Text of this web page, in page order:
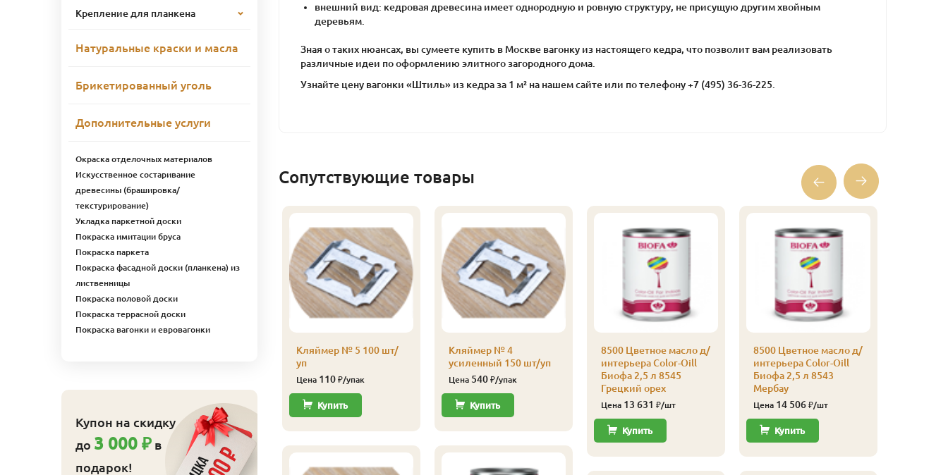
внешний вид: кедровая древесина имеет однородную и ровную структуру, не присущую другим хвойным
деревьям.
Зная о таких нюансах, вы сумеете купить в Москве вагонку из настоящего кедра, что позволит вам реализовать
различные идеи по оформлению элитного загородного дома.
Узнайте цену вагонки «Штиль» из кедра за 1 м² на нашем сайте или по телефону +7 (495) 36-36-225.
Сопутствующие товары
сорт
32х32х2500 мм
20х65х2500 мм
₽/шт
Купить
Кляймер № 5 100 шт/
уп
Цена 110₽/упак
Купить
Кляймер № 4
усиленный 150 шт/уп
Цена 540₽/упак
Купить
8500 Цветное масло д/
интерьера Color-Oill
Биофа 2,5 л 8545
Грецкий орех
Цена 13 631 ₽/шт
Купить
8500 Цветное масло д/
интерьера Color-Oill
Биофа 2,5 л 8543
Мербау
Цена 14 506₽/шт
Купить
Крепление для планкена
Натуральные краски и масла
Брикетированный уголь
Дополнительные услуги
Окраска отделочных материалов
Искусственное состаривание
древесины (брашировка/
текстурирование)
Укладка паркетной доски
Покраска имитации бруса
Покраска паркета
Покраска фасадной доски (планкена) из
лиственницы
Покраска половой доски
Покраска террасной доски
Покраска вагонки и евровагонки
Купон на скидку
до 3 000 ₽ в
подарок!